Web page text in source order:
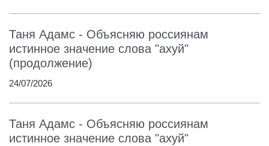
Таня Адамс - Объясняю россиянам
истинное значение слова "ахуй"
(продолжение)
24/07/2026
Таня Адамс - Объясняю россиянам
истинное значение слова "ахуй"